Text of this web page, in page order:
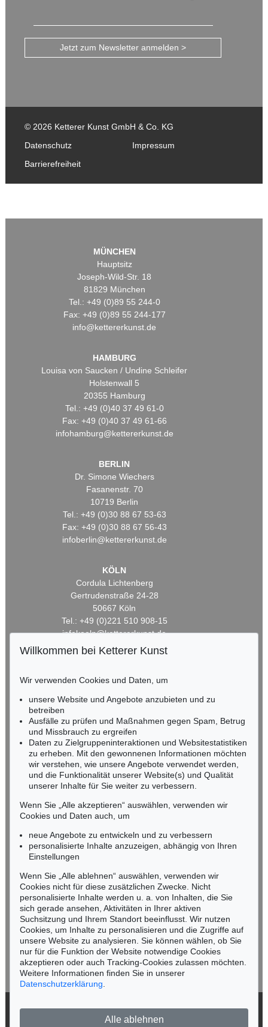
Jetzt zum Newsletter anmelden >
© 2026 Ketterer Kunst GmbH & Co. KG
Datenschutz
Impressum
Barrierefreiheit
MÜNCHEN
Hauptsitz
Joseph-Wild-Str. 18
81829 München
Tel.: +49 (0)89 55 244-0
Fax: +49 (0)89 55 244-177
info@kettererkunst.de
HAMBURG
Louisa von Saucken / Undine Schleifer
Holstenwall 5
20355 Hamburg
Tel.: +49 (0)40 37 49 61-0
Fax: +49 (0)40 37 49 61-66
infohamburg@kettererkunst.de
BERLIN
Dr. Simone Wiechers
Fasanenstr. 70
10719 Berlin
Tel.: +49 (0)30 88 67 53-63
Fax: +49 (0)30 88 67 56-43
infoberlin@kettererkunst.de
KÖLN
Cordula Lichtenberg
Gertrudenstraße 24-28
50667 Köln
Tel.: +49 (0)221 510 908-15
infokoeln@kettererkunst.de
HESSEN
Miriam Heß
Tel.: +49 (0)62 21 58 80-038
Fax: +49 (0)62 21 58 80-595
infoheidelberg@kettererkunst.de
NORDDEUTSCHLAND
Nico Kassel, M.A.
Mobil: +49 (0)171 8618661
n.kassel@kettererkunst.de
Keine Auktion mehr verpassen!
Wir informieren Sie rechtzeitig.
Jetzt zum Newsletter anmelden >
Willkommen bei Ketterer Kunst
Wir verwenden Cookies und Daten, um
unsere Website und Angebote anzubieten und zu
betreiben
Ausfälle zu prüfen und Maßnahmen gegen Spam, Betrug
und Missbrauch zu ergreifen
Daten zu Zielgruppeninteraktionen und Websitestatistiken
zu erheben. Mit den gewonnenen Informationen möchten
wir verstehen, wie unsere Angebote verwendet werden,
und die Funktionalität unserer Website(s) und Qualität
unserer Inhalte für Sie weiter zu verbessern.
Wenn Sie „Alle akzeptieren“ auswählen, verwenden wir
Cookies und Daten auch, um
neue Angebote zu entwickeln und zu verbessern
personalisierte Inhalte anzuzeigen, abhängig von Ihren
Einstellungen
Wenn Sie „Alle ablehnen“ auswählen, verwenden wir
Cookies nicht für diese zusätzlichen Zwecke. Nicht
personalisierte Inhalte werden u. a. von Inhalten, die Sie
sich gerade ansehen, Aktivitäten in Ihrer aktiven
Suchsitzung und Ihrem Standort beeinflusst. Wir nutzen
Cookies, um Inhalte zu personalisieren und die Zugriffe auf
unsere Website zu analysieren. Sie können wählen, ob Sie
nur für die Funktion der Website notwendige Cookies
akzeptieren oder auch Tracking-Cookies zulassen möchten.
Weitere Informationen finden Sie in unserer
Datenschutzerklärung
Alle ablehnen